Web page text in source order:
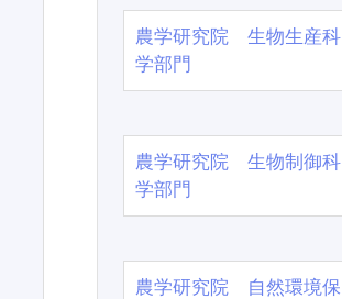
農学研究院 生物生産科
学部門
農学研究院 生物制御科
学部門
農学研究院 自然環境保